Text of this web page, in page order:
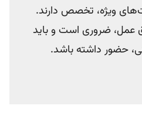
ویژه، تخصص دارند.
عمل، ضروری است و باید
حضور داشته باشد.